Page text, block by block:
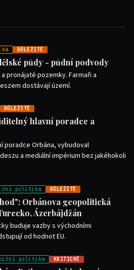
DŮLEŽITÉ
půdy - půdní podvody
pronájaté pozemky. Farmaři a
dostávají území.
DŮLEŽITÉ
hlavní poradce a
poradce Orbána, vybudoval
a mediální impérium bez jakéhokoli
politika DŮLEŽITÉ
Orbánova geopolitická
Ázerbájdžán
buduje vazby s východními
od hodnot EU.
politika KRITICKÉ